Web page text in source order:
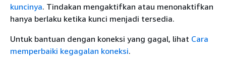
kuncinya. Tindakan mengaktifkan atau menonaktifkan
hanya berlaku ketika kunci menjadi tersedia.
Untuk bantuan dengan koneksi yang gagal, lihat Cara
memperbaiki kegagalan koneksi.